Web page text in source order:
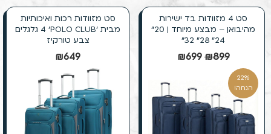
22%
הנחה!
סט 4 מזוודות בד ישירות
מהיבואן – מבצע מיוחד | 20״
24״ 28״ 32״
₪899
₪699
סט מזוודות רכות ואיכותיות
מבית ׳POLO CLUB׳ 4 גלגלים
צבע טורקיז
₪649